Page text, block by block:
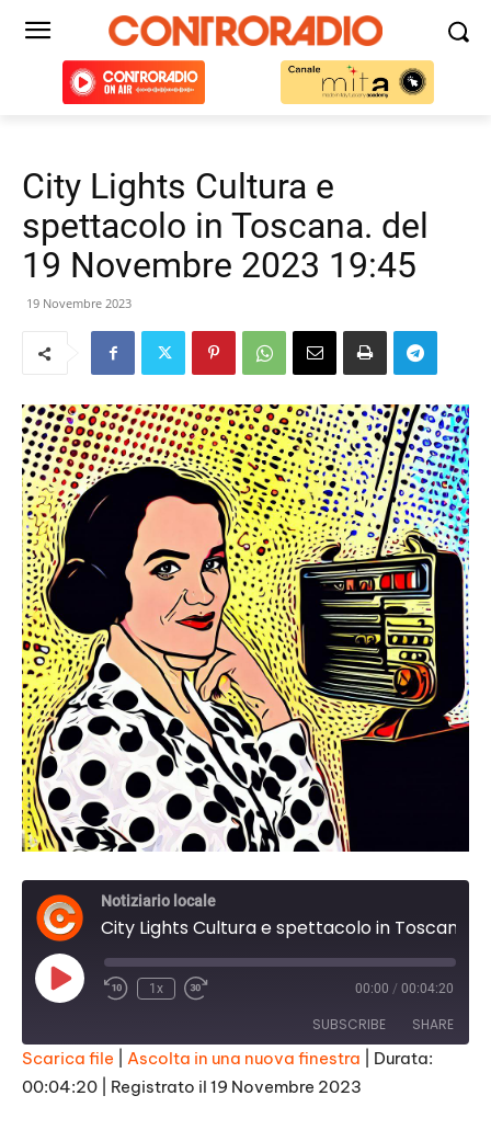
City Lights Cultura e
spettacolo in Toscana. del
19 Novembre 2023 19:45
19 Novembre 2023
Notiziario locale
Play
Episode
1x 00:00 / 00:04:20
SUBSCRIBE SHARE
SHARE
Scarica file Ascolta in una nuova finestra
Durata:
00:04:20
Registrato il 19 Novembre 2023